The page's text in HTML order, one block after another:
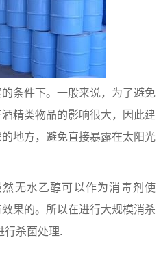
条件下。一般来说，为了避免
精类物品的影响很大，因此建
地方，避免直接暴露在太阳光
无水乙醇可以作为消毒剂使
果的。所以在进行大规模消杀
行杀菌处理.